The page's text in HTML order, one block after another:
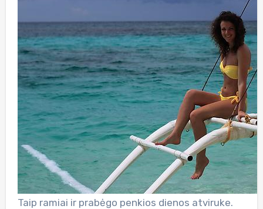
Taip ramiai ir prabėgo penkios dienos atviruke.